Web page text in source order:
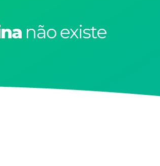
não existe